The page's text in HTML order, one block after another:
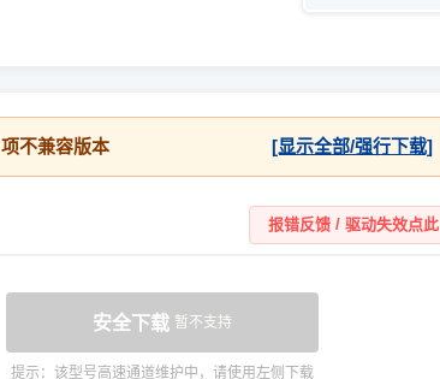
项不兼容版本 [显示全部/强行下载]
报错反馈 / 驱动失效点此
安全下载 暂不支持
提示：该型号高速通道维护中，请使用左侧下载